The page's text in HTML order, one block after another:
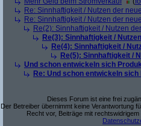
Re: Sinnhaftigkeit / Nutzen der
Re: Sinnhaftigkeit / Nutzen der
Re(2): Sinnhaftigkeit / Nutzen
Re(3): Sinnhaftigkeit /
Re(4): Sinnhaftigkeit /
Re(5): Sinnhaftigkeit /
Und schon entwickeln sich
Re: Und schon entwickeln
Dieses Forum ist eine frei
Der Betreiber übernimmt keine Verantwortung
Recht vor, Beiträge mit